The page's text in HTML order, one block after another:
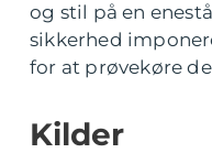
og stil på en
sikkerhed
for at prøvekøre
Kilder